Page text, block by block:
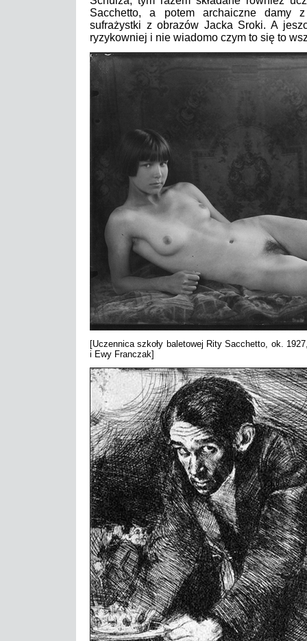
Sacchetto, a potem archaiczne damy
sufrażystki z obrazów Jacka Sroki. A
ryzykowniej i nie wiadomo czym to się to
[Uczennica szkoły baletowej Rity Sacchetto, ok.
i Ewy Franczak]